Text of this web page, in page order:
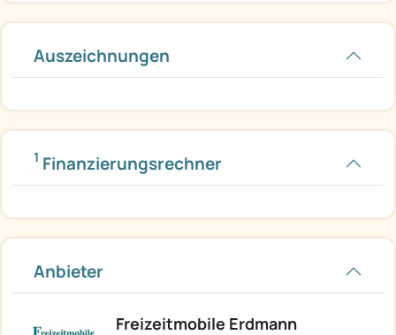
Auszeichnungen
1 Finanzierungsrechner
Anbieter
Freizeitmobile Erdmann